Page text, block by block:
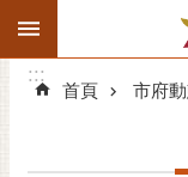
跳到主要內容區塊
搜
階
:::
:::
首頁 市府